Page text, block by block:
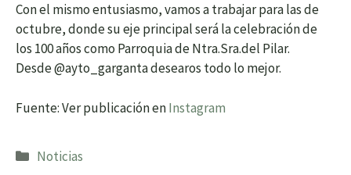
Con el mismo entusiasmo, vamos a trabajar para las de
octubre, donde su eje principal será la celebración de
los 100 años como Parroquia de Ntra.Sra.del Pilar.
Desde @ayto_garganta desearos todo lo mejor.
Fuente: Ver publicación enInstagram
Categorías
Noticias